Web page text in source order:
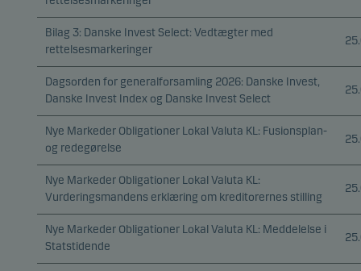
Bilag 3: Danske Invest Select: Vedtægter med
rettelsesmarkeringer
Dagsorden for generalforsamling 2026: Danske Invest,
Danske Invest Index og Danske Invest Select
Nye Markeder Obligationer Lokal Valuta KL: Fusionsplan-
og redegørelse
Nye Markeder Obligationer Lokal Valuta KL:
Vurderingsmandens erklæring om kreditorernes stilling
Nye Markeder Obligationer Lokal Valuta KL: Meddelelse i
Statstidende